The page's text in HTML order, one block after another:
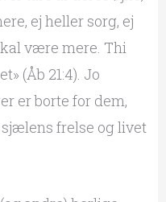
ej heller sorg, ej
være mere. Thi
(Åb 21:4). Jo
er borte for dem,
frelse og livet